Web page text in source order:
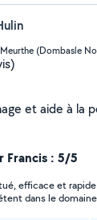
(Dombasle
et aide à la
Francis : 5/5
efficace et
dans le